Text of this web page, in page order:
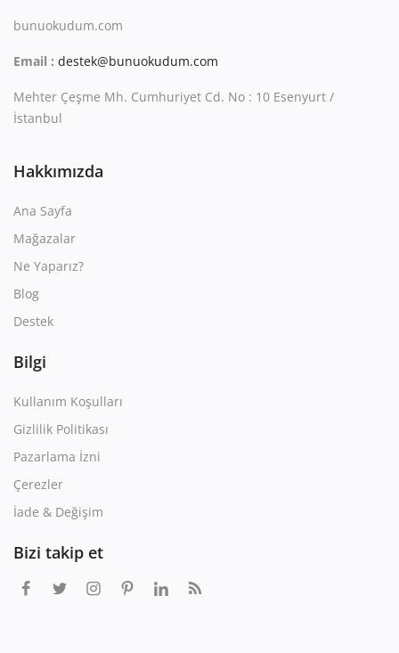
bunuokudum.com
Email : destek@bunuokudum.com
Mehter Çeşme Mh. Cumhuriyet Cd. No : 10 Esenyurt /
İstanbul
Hakkımızda
Ana Sayfa
Mağazalar
Ne Yaparız?
Blog
Destek
Bilgi
Kullanım Koşulları
Gizlilik Politikası
Pazarlama İzni
Çerezler
İade & Değişim
Bizi takip et